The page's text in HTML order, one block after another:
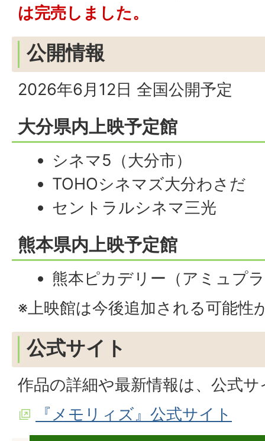
は完売しました。
公開情報
2026年6月12日 全国公開予定
大分県内上映予定館
シネマ5（大分市）
TOHOシネマズ大分わさだ
セントラルシネマ三光
熊本県内上映予定館
熊本ピカデリー（アミュプ
※上映館は今後追加される可能性
公式サイト
作品の詳細や最新情報は、公式
『メモリィズ』公式サイト